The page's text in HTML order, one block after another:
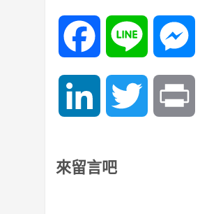
Facebook Line
LinkedIn Twitter
來留言吧